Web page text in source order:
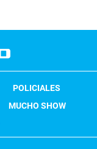
POLICIALES
MUCHO SHOW